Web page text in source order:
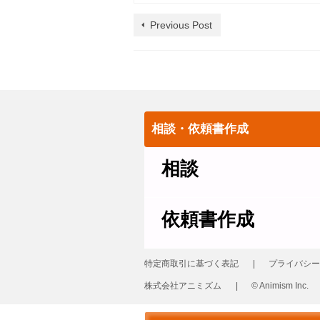
Previous Post
相談・依頼書作成
相談
依頼書作成
特定商取引に基づく表記 プライバシ
株式会社アニミズム © Animism Inc.